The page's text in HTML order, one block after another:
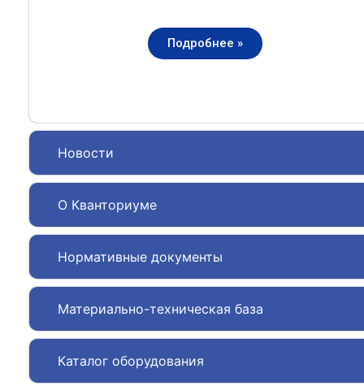
Новости
О Кванториуме
Нормативные документы
Материально-техническая база
Каталог оборудования
Подробнее »